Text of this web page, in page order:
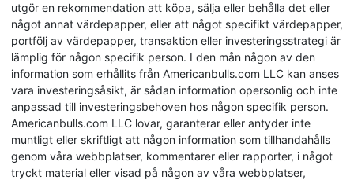
utgör en rekommendation att köpa, sälja eller behålla det eller
något annat värdepapper, eller att något specifikt värdepapper,
portfölj av värdepapper, transaktion eller investeringsstrategi är
lämplig för någon specifik person. I den mån någon av den
information som erhållits från Americanbulls.com LLC kan anses
vara investeringsåsikt, är sådan information opersonlig och inte
anpassad till investeringsbehoven hos någon specifik person.
Americanbulls.com LLC lovar, garanterar eller antyder inte
muntligt eller skriftligt att någon information som tillhandahålls
genom våra webbplatser, kommentarer eller rapporter, i något
tryckt material eller visad på någon av våra webbplatser,